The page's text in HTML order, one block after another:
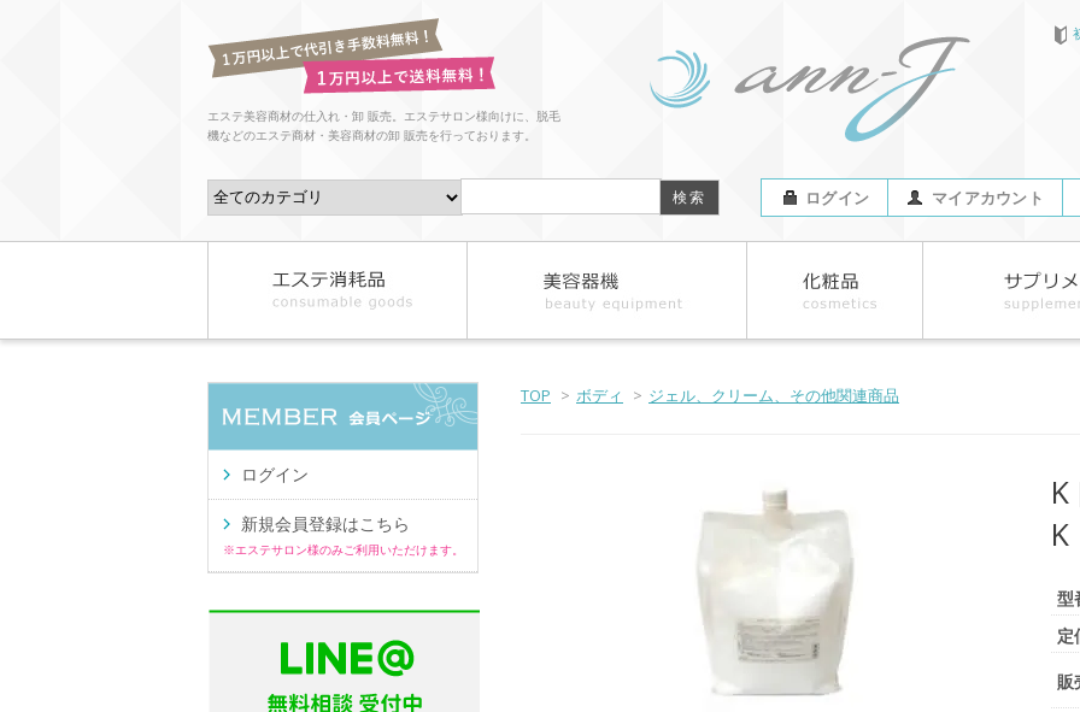
エステ美容商材の仕入れ・卸 販売。エステサロン様向けに、脱毛
機などのエステ商材・美容商材の卸 販売を行っております。
ログイン マイアカウント
TOP > ボディ > ジェル、クリーム、その他関連商品
K
型
定
販
ログイン
新規会員登録はこちら
※エステサロン様のみご利用いただけます。